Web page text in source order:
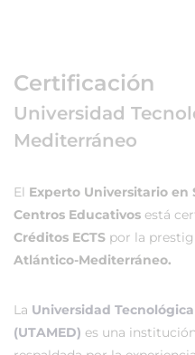
Certificación
Universidad
Mediterráneo
El Experto Universitario en
Centros Educativos está
Créditos ECTS por la
Atlántico-Mediterráneo.
La Universidad
(UTAMED) es una